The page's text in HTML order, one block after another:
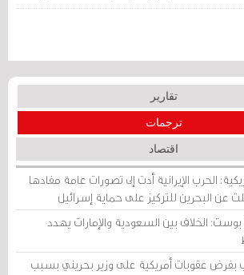
عن هذا الملف في البحرين فشلوا فشلا
تقارير
ترجمات
اقتصاد
الحرب الإيرانية أدت إلى تصورات عامة مفادها
عن البحرين للتركيز على حماية إسرائيل
الخلاف بين السعودية والإمارات يهدد
عقوبات أمريكية على وزير بحريني بسبب